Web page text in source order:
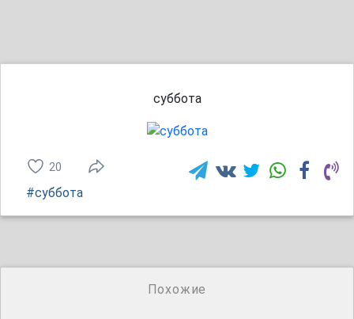
суббота
20
#суббота
Похожие